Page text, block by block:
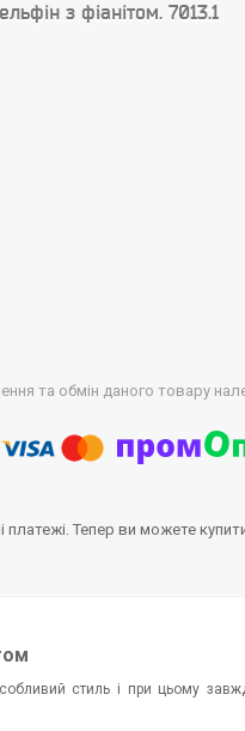
з фіанітом. 7013.1
та обмін даного товару
платежі. Тепер ви можете
стиль і при цьому